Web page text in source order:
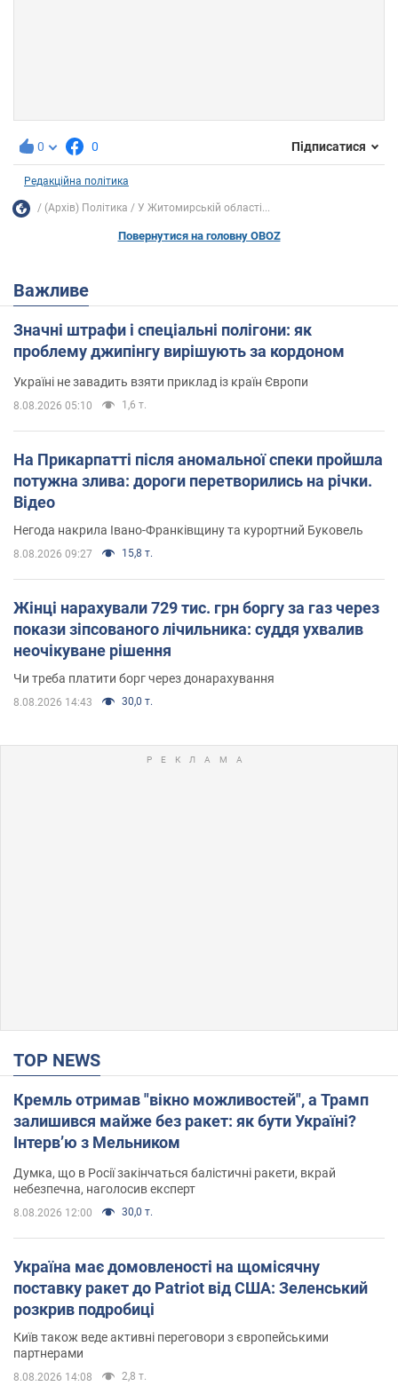
0 0 Підписатися
Редакційна політика
(Архів) Політика У Житомирській області...
Повернутися на головну OBOZ
Важливе
Значні штрафи і спеціальні полігони: як
проблему джипінгу вирішують за кордоном
Україні не завадить взяти приклад із країн Європи
8.08.2026 05:10 1,6 т.
На Прикарпатті після аномальної спеки пройшла
потужна злива: дороги перетворились на річки.
Відео
Негода накрила Івано-Франківщину та курортний Буковель
8.08.2026 09:27 15,8 т.
Жінці нарахували 729 тис. грн боргу за газ через
покази зіпсованого лічильника: суддя ухвалив
неочікуване рішення
Чи треба платити борг через донарахування
8.08.2026 14:43 30,0 т.
TOP NEWS
Кремль отримав "вікно можливостей", а Трамп
залишився майже без ракет: як бути Україні?
Інтерв’ю з Мельником
Думка, що в Росії закінчаться балістичні ракети, вкрай
небезпечна, наголосив експерт
8.08.2026 12:00 30,0 т.
Україна має домовленості на щомісячну
поставку ракет до Patriot від США: Зеленський
розкрив подробиці
Київ також веде активні переговори з європейськими
партнерами
8.08.2026 14:08 2,8 т.